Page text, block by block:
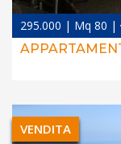
295.000 | Mq 80 |
VENDITA